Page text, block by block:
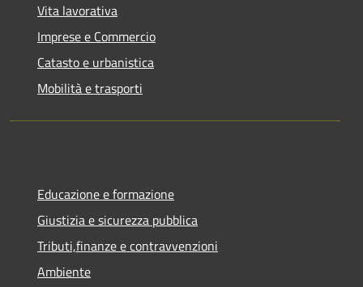
Vita lavorativa
Imprese e Commercio
Catasto e urbanistica
Mobilità e trasporti
Educazione e formazione
Giustizia e sicurezza pubblica
Tributi,finanze e contravvenzioni
Ambiente